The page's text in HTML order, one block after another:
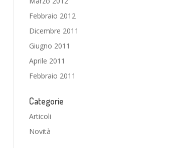
Febbraio 2012
Dicembre 2011
Giugno 2011
Aprile 2011
Febbraio 2011
Categorie
Articoli
Novità